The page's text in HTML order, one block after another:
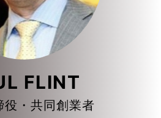
FLINT
役・共同創業者